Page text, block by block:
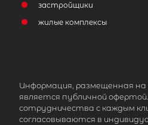
Девяткино
застройщики
жилые комплексы
Информация, размещенная
является публичной
сотрудничества с каждым
согласовываются в